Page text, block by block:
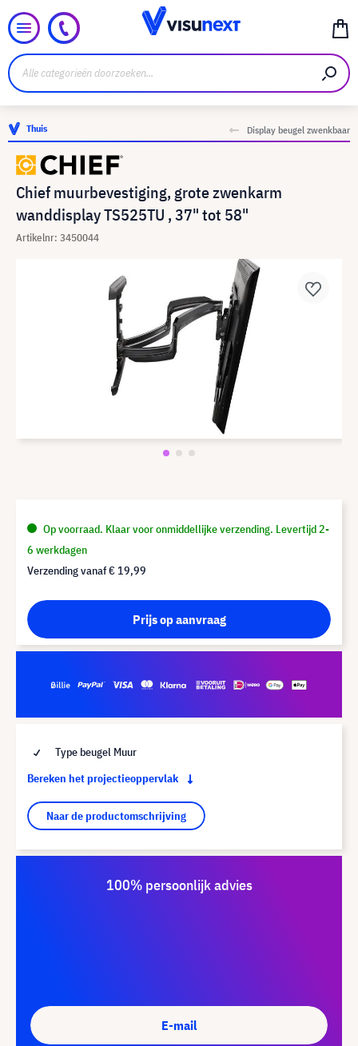
Thuis Display beugel zwenkbaar
Chief muurbevestiging, grote zwenkarm
wanddisplay TS525TU , 37" tot 58"
Artikelnr: 3450044
Op voorraad. Klaar voor onmiddellijke verzending. Levertijd 2-
6 werkdagen
Verzending vanaf€ 19,99
Prijs op aanvraag
Type beugel Muur
Bereken het projectieoppervlak
Naar de productomschrijving
100% persoonlijk advies
E-mail